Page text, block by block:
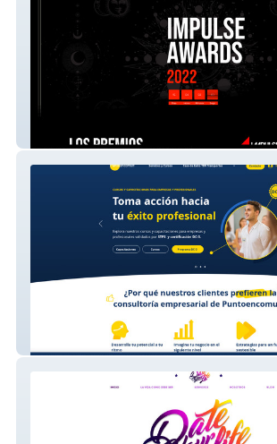
Impulse Awards
puntoencomun